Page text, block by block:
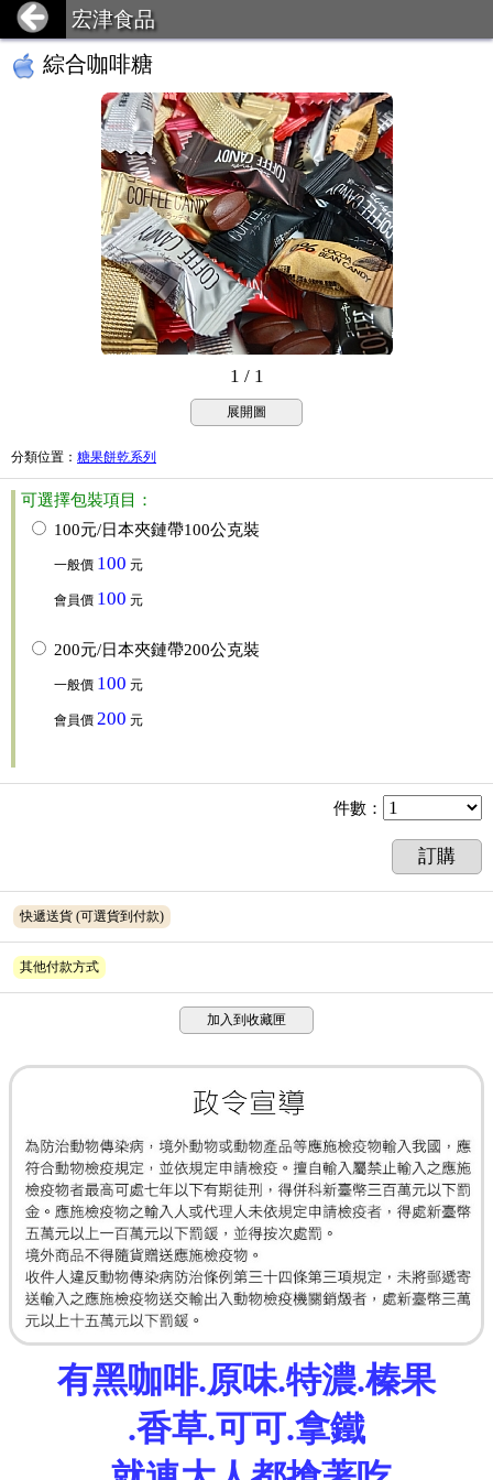
宏津食品
綜合咖啡糖
1 / 1
展開圖
分類位置 ： 糖果餅乾系列
可選擇包裝項目：
100元/日本夾鏈帶100公克裝
一般價 100 元
會員價 100 元
200元/日本夾鏈帶200公克裝
一般價 100 元
會員價 200 元
件數 ：
訂購
快遞送貨 (可選貨到付款)
其他付款方式
加入到收藏匣
有黑咖啡.原味.特濃.榛果
.香草.可可.拿鐵